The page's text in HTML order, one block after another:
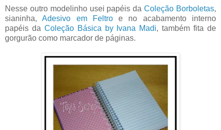
Nesse outro modelinho usei papéis daColeção Borboletas,
sianinha,Adesivo em Feltroe no acabamento interno
papéis da Coleção Básica by Ivana Madi, também fita de
gorgurão como marcador de páginas.